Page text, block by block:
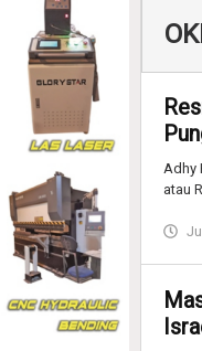
Adhy
atau